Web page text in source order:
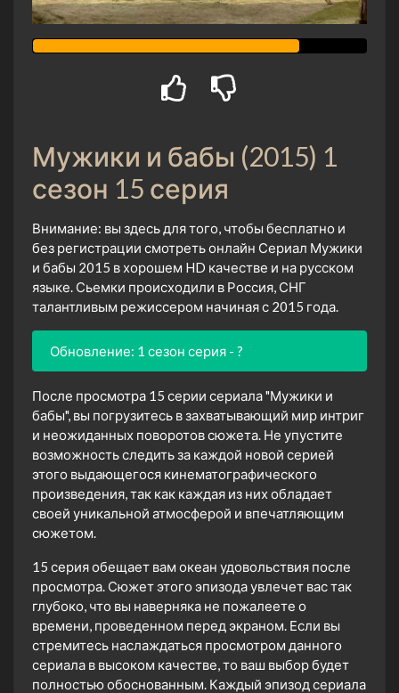
Мужики и бабы (2015) 1
сезон 15 серия
Внимание: вы здесь для того, чтобы бесплатно и
без регистрации смотреть онлайн Сериал Мужики
и бабы 2015 в хорошем HD качестве и на русском
языке. Сьемки происходили в Россия, СНГ
талантливым режиссером начиная с 2015 года.
Обновление: 1 сезон серия - ?
После просмотра 15 серии сериала "Мужики и
бабы", вы погрузитесь в захватывающий мир интриг
и неожиданных поворотов сюжета. Не упустите
возможность следить за каждой новой серией
этого выдающегося кинематографического
произведения, так как каждая из них обладает
своей уникальной атмосферой и впечатляющим
сюжетом.
15 серия обещает вам океан удовольствия после
просмотра. Сюжет этого эпизода увлечет вас так
глубоко, что вы наверняка не пожалеете о
времени, проведенном перед экраном. Если вы
стремитесь наслаждаться просмотром данного
сериала в высоком качестве, то ваш выбор будет
полностью обоснованным. Каждый эпизод сериала